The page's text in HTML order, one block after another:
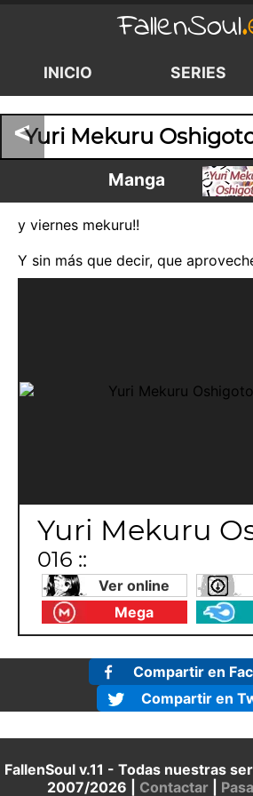
FallenSoul
INICIO SERIES
<Yuri Mekuru
Manga
y viernes mekuru!!
Y sin más que decir, que
Yuri Mekuru
016 ::
Ver online
Mega
Compartir en
Compartir en
FallenSoul v.11 - Todas nuestras
2007/2026 | Contactar